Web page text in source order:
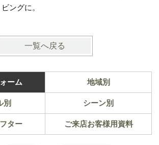
ングに。
一覧へ戻る
ーム 地域別
別 シーン別
ター ご来店お客様用資料